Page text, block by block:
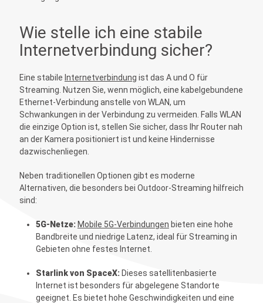
Wie stelle ich eine stabile
Internetverbindung sicher?
Eine stabile Internetverbindung ist das A und O für
Streaming. Nutzen Sie, wenn möglich, eine kabelgebundene
Ethernet-Verbindung anstelle von WLAN, um
Schwankungen in der Verbindung zu vermeiden. Falls WLAN
die einzige Option ist, stellen Sie sicher, dass Ihr Router nah
an der Kamera positioniert ist und keine Hindernisse
dazwischenliegen.
Neben traditionellen Optionen gibt es moderne
Alternativen, die besonders bei Outdoor-Streaming hilfreich
sind:
5G-Netze: Mobile 5G-Verbindungen bieten eine hohe
Bandbreite und niedrige Latenz, ideal für Streaming in
Gebieten ohne festes Internet.
Starlink von SpaceX:Dieses satellitenbasierte
Internet ist besonders für abgelegene Standorte
geeignet. Es bietet hohe Geschwindigkeiten und eine